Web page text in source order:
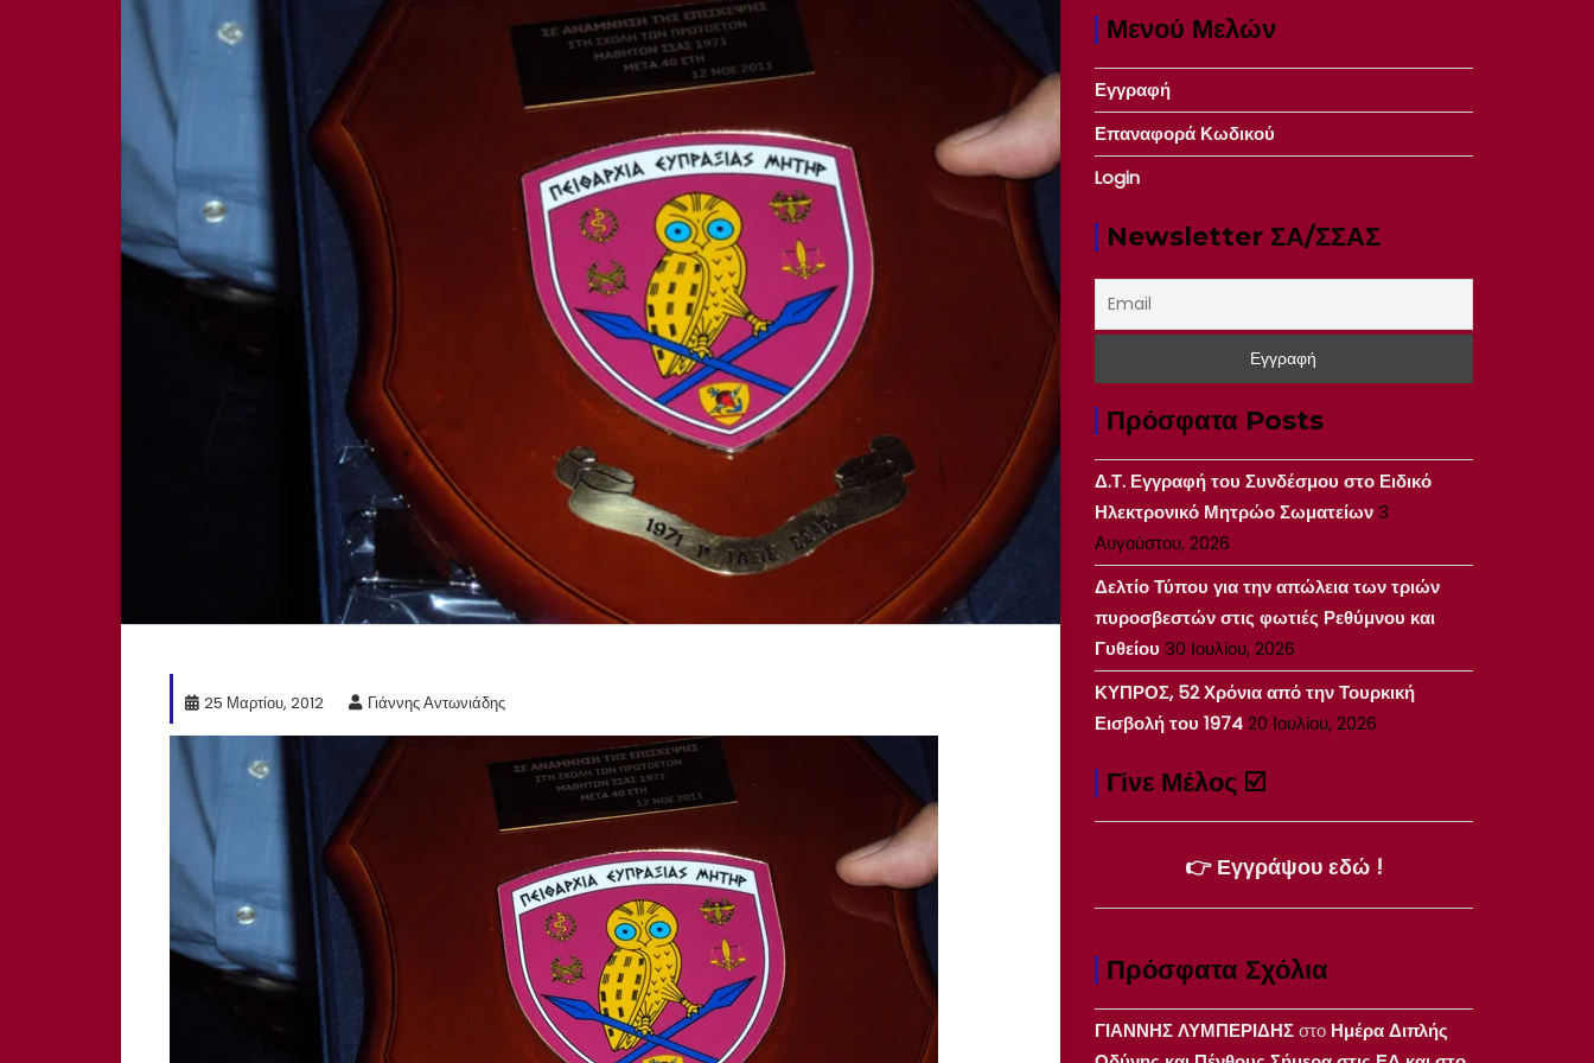
25 Μαρτίου, 2012 Γιάννης Αντωνιάδης
Μενού Μελών
Εγγραφή
Επαναφορά Κωδικού
Login
Newsletter ΣΑ/ΣΣΑΣ
Πρόσφατα Posts
Δ.Τ. Εγγραφή του Συνδέσμου στο Ειδικό
Ηλεκτρονικό Μητρώο Σωματείων3
Αυγούστου, 2026
Δελτίο Τύπου για την απώλεια των τριών
πυροσβεστών στις φωτιές Ρεθύμνου και
Γυθείου 30 Ιουλίου, 2026
ΚΥΠΡΟΣ, 52 Χρόνια από την Τουρκική
Εισβολή του 197420 Ιουλίου, 2026
Γίνε Μέλος ☑️
👉 Εγγράψου εδώ !
Πρόσφατα Σχόλια
ΓΙΑΝΝΗΣ ΛΥΜΠΕΡΙΔΗΣστο Ημέρα Διπλής